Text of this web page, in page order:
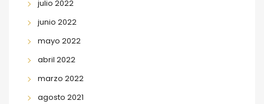
julio 2022
junio 2022
mayo 2022
abril 2022
marzo 2022
agosto 2021